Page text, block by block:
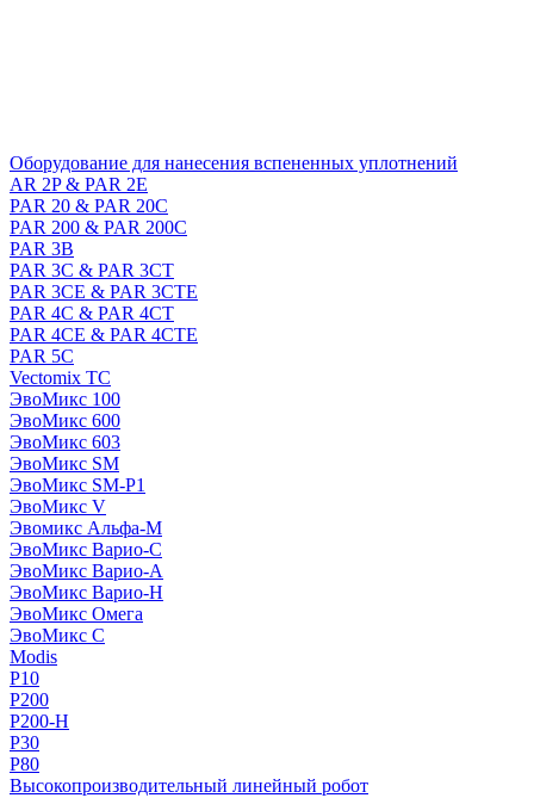
Оборудование для нанесения вспененных уплотнений
AR 2P & PAR 2E
PAR 20 & PAR 20C
PAR 200 & PAR 200C
PAR 3B
PAR 3C & PAR 3CT
PAR 3CE & PAR 3CTE
PAR 4C & PAR 4CT
PAR 4CE & PAR 4CTE
PAR 5C
Vectomix TC
ЭвоМикс 100
ЭвоМикс 600
ЭвоМикс 603
ЭвоМикс SM
ЭвоМикс SM-P1
ЭвоМикс V
Эвомикс Альфа-М
ЭвоМикс Варио-C
ЭвоМикс Варио-А
ЭвоМикс Варио-Н
ЭвоМикс Омега
ЭвоМикс С
Modis
P10
P200
P200-H
P30
P80
Высокопроизводительный линейный робот